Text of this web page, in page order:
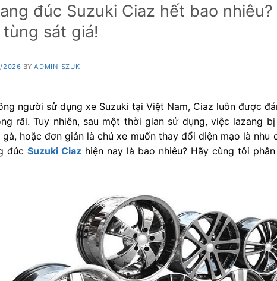
đúc Suzuki Ciaz hết bao
sát giá!
2026 BYADMIN-SZUK
người sử dụng xe Suzuki tại Việt Nam, Ciaz luôn được
rãi. Tuy nhiên, sau một thời gian sử dụng, việc lazang
hoặc đơn giản là chủ xe muốn thay đổi diện mạo là nhu
đúcSuzuki Ciaz hiện nay là bao nhiêu? Hãy cùng tôi